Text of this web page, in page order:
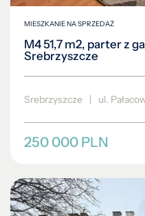
MIESZKANIE NA SPRZEDAŻ
M4 51,7 m2, parter z
Srebrzyszcze
Srebrzyszcze | ul.
250 000 PLN